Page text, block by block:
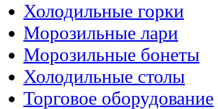
Холодильные горки
Морозильные лари
Морозильные бонеты
Холодильные столы
Торговое оборудование